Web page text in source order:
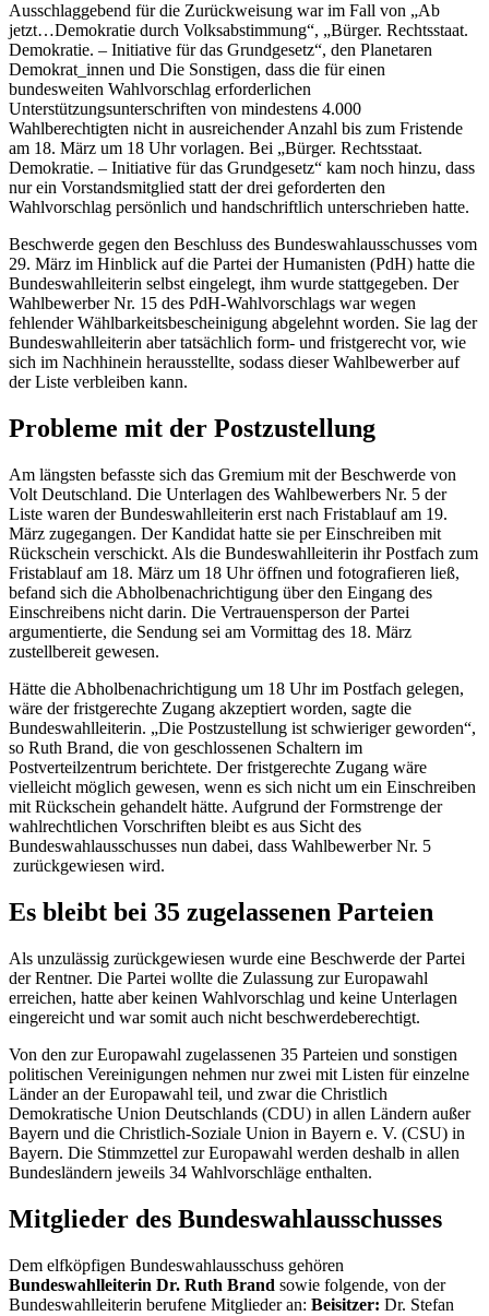
Ausschlaggebend für die Zurückweisung war im Fall von „Ab
jetzt…Demokratie durch Volksabstimmung“, „Bürger. Rechtsstaat.
Demokratie. – Initiative für das Grundgesetz“, den Planetaren
Demokrat_innen und Die Sonstigen, dass die für einen
bundesweiten Wahlvorschlag erforderlichen
Unterstützungsunterschriften von mindestens 4.000
Wahlberechtigten nicht in ausreichender Anzahl bis zum Fristende
am 18. März um 18 Uhr vorlagen. Bei „Bürger. Rechtsstaat.
Demokratie. – Initiative für das Grundgesetz“ kam noch hinzu, dass
nur ein Vorstandsmitglied statt der drei geforderten den
Wahlvorschlag persönlich und handschriftlich unterschrieben hatte.
Beschwerde gegen den Beschluss des Bundeswahlausschusses vom
29. März im Hinblick auf die Partei der Humanisten (PdH) hatte die
Bundeswahlleiterin selbst eingelegt, ihm wurde stattgegeben. Der
Wahlbewerber Nr. 15 des PdH-Wahlvorschlags war wegen
fehlender Wählbarkeitsbescheinigung abgelehnt worden. Sie lag der
Bundeswahlleiterin aber tatsächlich form- und fristgerecht vor, wie
sich im Nachhinein herausstellte, sodass dieser Wahlbewerber auf
der Liste verbleiben kann.
Probleme mit der Postzustellung
Am längsten befasste sich das Gremium mit der Beschwerde von
Volt Deutschland. Die Unterlagen des Wahlbewerbers Nr. 5 der
Liste waren der Bundeswahlleiterin erst nach Fristablauf am 19.
März zugegangen. Der Kandidat hatte sie per Einschreiben mit
Rückschein verschickt. Als die Bundeswahlleiterin ihr Postfach zum
Fristablauf am 18. März um 18 Uhr öffnen und fotografieren ließ,
befand sich die Abholbenachrichtigung über den Eingang des
Einschreibens nicht darin. Die Vertrauensperson der Partei
argumentierte, die Sendung sei am Vormittag des 18. März
zustellbereit gewesen.
Hätte die Abholbenachrichtigung um 18 Uhr im Postfach gelegen,
wäre der fristgerechte Zugang akzeptiert worden, sagte die
Bundeswahlleiterin. „Die Postzustellung ist schwieriger geworden“,
so Ruth Brand, die von geschlossenen Schaltern im
Postverteilzentrum berichtete. Der fristgerechte Zugang wäre
vielleicht möglich gewesen, wenn es sich nicht um ein Einschreiben
mit Rückschein gehandelt hätte. Aufgrund der Formstrenge der
wahlrechtlichen Vorschriften bleibt es aus Sicht des
Bundeswahlausschusses nun dabei, dass Wahlbewerber Nr. 5
zurückgewiesen wird.
Es bleibt bei 35 zugelassenen Parteien
Als unzulässig zurückgewiesen wurde eine Beschwerde der Partei
der Rentner. Die Partei wollte die Zulassung zur Europawahl
erreichen, hatte aber keinen Wahlvorschlag und keine Unterlagen
eingereicht und war somit auch nicht beschwerdeberechtigt.
Von den zur Europawahl zugelassenen 35 Parteien und sonstigen
politischen Vereinigungen nehmen nur zwei mit Listen für einzelne
Länder an der Europawahl teil, und zwar die Christlich
Demokratische Union Deutschlands (CDU) in allen Ländern außer
Bayern und die Christlich-Soziale Union in Bayern e. V. (CSU) in
Bayern. Die Stimmzettel zur Europawahl werden deshalb in allen
Bundesländern jeweils 34 Wahlvorschläge enthalten.
Mitglieder des Bundeswahlausschusses
Dem elfköpfigen Bundeswahlausschuss gehören
Bundeswahlleiterin Dr. Ruth Brand sowie folgende, von der
Bundeswahlleiterin berufene Mitglieder an: Beisitzer: Dr. Stefan